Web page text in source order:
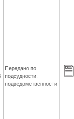
Передано по
подсудности,
подведомственности